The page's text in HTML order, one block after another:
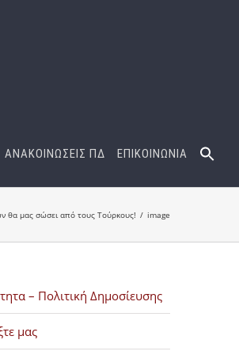
ΑΝΑΚΟΙΝΩΣΕΙΣ ΠΔ ΕΠΙΚΟΙΝΩΝΙΑ
μας σώσει από τους Τούρκους! image
– Πολιτική Δημοσίευσης
μας